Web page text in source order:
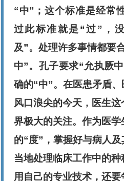
“中”；这个标准是经常
过此标准就是“过”，
及”。处理许多事情都要
中”。孔子要求“允执厥
确的“中”。在医患矛盾
风口浪尖的今天，医生
界极大的关注。作为医
的“度”，掌握好与病人
当地处理临床工作中的
用自己的专业技术，还